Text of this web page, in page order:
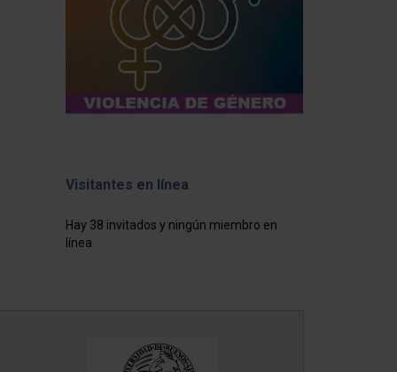
Visitantes en línea
Hay 38 invitados y ningún miembro en
línea